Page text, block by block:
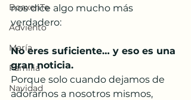
BoaxenTe
Adviento
María
Familia
Navidad
nos dice algo mucho más
verdadero:
No eres suficiente… y eso es una
gran noticia.
Porque solo cuando dejamos de
adorarnos a nosotros mismos,